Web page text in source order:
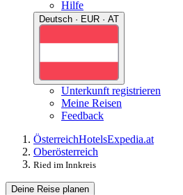
Hilfe
Deutsch · EUR · AT
Unterkunft registrieren
Meine Reisen
Feedback
ÖsterreichHotelsExpedia.at
Oberösterreich
Ried im Innkreis
Deine Reise planen